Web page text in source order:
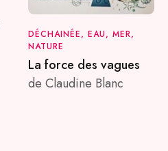
DÉCHAINÉE, EAU, MER,
NATURE
La force des vagues
de Claudine Blanc